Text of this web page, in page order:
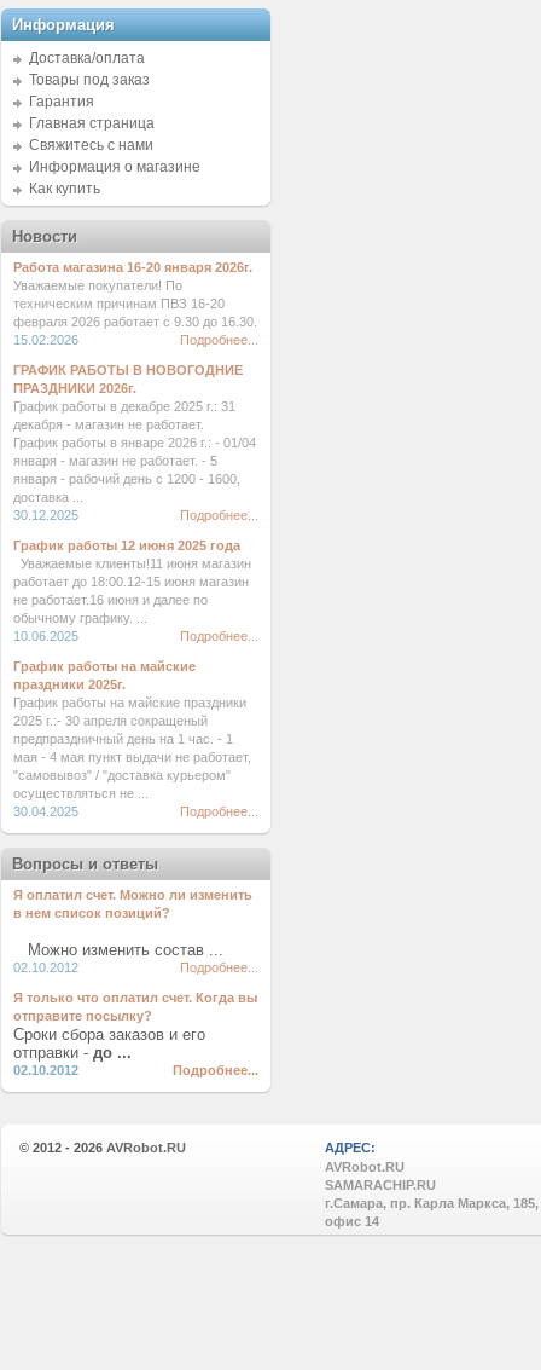
Информация
Доставка/оплата
Товары под заказ
Гарантия
Главная страница
Свяжитесь с нами
Информация о магазине
Как купить
Новости
Работа магазина 16-20 января 2026г.
Уважаемые покупатели! По
техническим причинам ПВЗ 16-20
февраля 2026 работает с 9.30 до 16.30.
15.02.2026
Подробнее...
ГРАФИК РАБОТЫ В НОВОГОДНИЕ
ПРАЗДНИКИ 2026г.
График работы в декабре 2025 г.: 31
декабря - магазин не работает.
График работы в январе 2026 г.: - 01/04
января - магазин не работает. - 5
января - рабочий день с 1200 - 1600,
доставка ...
30.12.2025
Подробнее...
График работы 12 июня 2025 года
Уважаемые клиенты!11 июня магазин
работает до 18:00.12-15 июня магазин
не работает.16 июня и далее по
обычному графику. ...
10.06.2025
Подробнее...
График работы на майские
праздники 2025г.
График работы на майские праздники
2025 г.:- 30 апреля сокращеный
предпраздничный день на 1 час. - 1
мая - 4 мая пункт выдачи не работает,
"самовывоз" / "доставка курьером"
осуществляться не ...
30.04.2025
Подробнее...
Вопросы и ответы
Я оплатил счет. Можно ли изменить
в нем список позиций?
Можно изменить состав ...
02.10.2012 Подробнее...
Я только что оплатил счет. Когда вы
отправите посылку?
Сроки сбора заказов и его
отправки - до ...
02.10.2012 Подробнее...
© 2012 - 2026 AVRobot.RU
АДРЕС:
AVRobot.RU
SAMARACHIP.RU
г.Самара, пр. Карла Маркса, 185,
офис 14